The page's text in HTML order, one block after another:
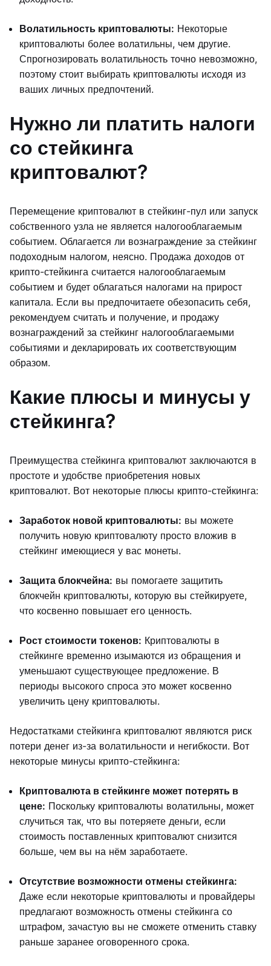
Волатильность криптовалюты: Некоторые
криптовалюты более волатильны, чем другие.
Спрогнозировать волатильность точно невозможно,
поэтому стоит выбирать криптовалюты исходя из
ваших личных предпочтений.
Нужно ли платить налоги
со стейкинга
криптовалют?
Перемещение криптовалют в стейкинг-пул или запуск
собственного узла не является налогооблагаемым
событием. Облагается ли вознаграждение за стейкинг
подоходным налогом, неясно. Продажа доходов от
крипто-стейкинга считается налогооблагаемым
событием и будет облагаться налогами на прирост
капитала. Если вы предпочитаете обезопасить себя,
рекомендуем считать и получение, и продажу
вознаграждений за стейкинг налогооблагаемыми
событиями и декларировать их соответствующим
образом.
Какие плюсы и минусы у
стейкинга?
Преимущества стейкинга криптовалют заключаются в
простоте и удобстве приобретения новых
криптовалют. Вот некоторые плюсы крипто-стейкинга:
Заработок новой криптовалюты: вы можете
получить новую криптовалюту просто вложив в
стейкинг имеющиеся у вас монеты.
Защита блокчейна: вы помогаете защитить
блокчейн криптовалюты, которую вы стейкируете,
что косвенно повышает его ценность.
Рост стоимости токенов: Криптовалюты в
стейкинге временно изымаются из обращения и
уменьшают существующее предложение. В
периоды высокого спроса это может косвенно
увеличить цену криптовалюты.
Недостатками стейкинга криптовалют являются риск
потери денег из-за волатильности и негибкости. Вот
некоторые минусы крипто-стейкинга:
Криптовалюта в стейкинге может потерять в
цене: Поскольку криптовалюты волатильны, может
случиться так, что вы потеряете деньги, если
стоимость поставленных криптовалют снизится
больше, чем вы на нём заработаете.
Отсутствие возможности отмены стейкинга:
Даже если некоторые криптовалюты и провайдеры
предлагают возможность отмены стейкинга со
штрафом, зачастую вы не сможете отменить ставку
раньше заранее оговоренного срока.